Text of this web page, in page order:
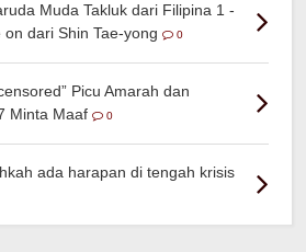
Muda Takluk dari Filipina 1 -
dari Shin Tae-yong
0
Picu Amarah dan
Minta Maaf
0
ada harapan di tengah krisis